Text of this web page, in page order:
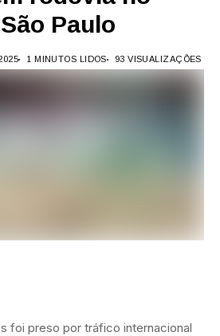
Paulo
1 MINUTOS LIDOS 93 VISUALIZAÇÕES
foi preso por tráfico internacional